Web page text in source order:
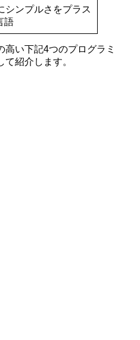
シンプルさをプラス
語
高い下記4つのプログラミ
紹介します。